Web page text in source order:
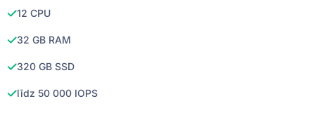
12 CPU
32 GB RAM
320 GB SSD
līdz 50 000 IOPS